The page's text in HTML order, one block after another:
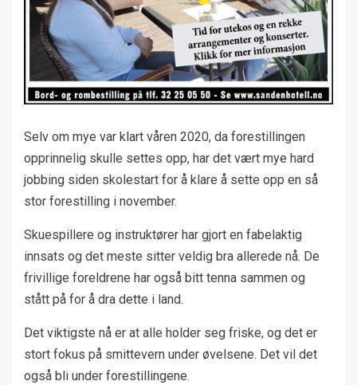
Selv om mye var klart våren 2020, da forestillingen
opprinnelig skulle settes opp, har det vært mye hard
jobbing siden skolestart for å klare å sette opp en så
stor forestilling i november.
Skuespillere og instruktører har gjort en fabelaktig
innsats og det meste sitter veldig bra allerede nå. De
frivillige foreldrene har også bitt tenna sammen og
stått på for å dra dette i land.
Det viktigste nå er at alle holder seg friske, og det er
stort fokus på smittevern under øvelsene. Det vil det
også bli under forestillingene.